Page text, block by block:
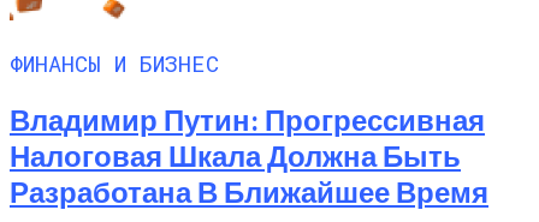
ФИНАНСЫ И БИЗНЕС
Владимир Путин: Прогрессивная
Налоговая Шкала Должна Быть
Разработана В Ближайшее Время